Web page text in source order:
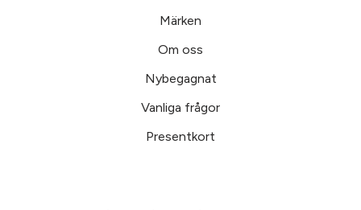
Märken
Om oss
Nybegagnat
Vanliga frågor
Presentkort